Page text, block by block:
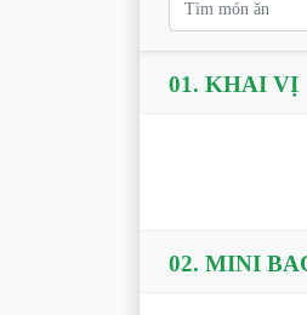
01. KHAI VỊ
02. MINI BAO